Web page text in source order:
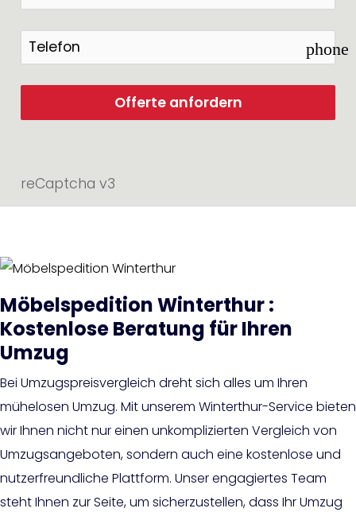
phone
Offerte anfordern
reCaptcha v3
Möbelspedition Winterthur :
Kostenlose Beratung für Ihren
Umzug
Bei Umzugspreisvergleich dreht sich alles um Ihren
mühelosen Umzug. Mit unserem Winterthur-Service bieten
wir Ihnen nicht nur einen unkomplizierten Vergleich von
Umzugsangeboten, sondern auch eine kostenlose und
nutzerfreundliche Plattform. Unser engagiertes Team
steht Ihnen zur Seite, um sicherzustellen, dass Ihr Umzug